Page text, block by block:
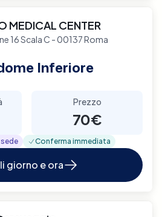
MEDICAL CENTER
16 Scala C - 00137 Roma
Inferiore
Prezzo
70€
Conferma immediata
giorno e ora